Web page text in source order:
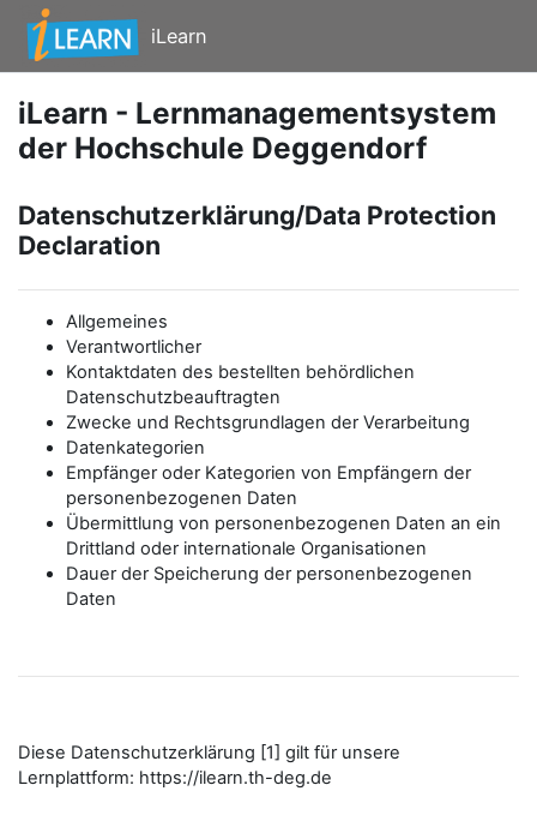
Zum Hauptinhalt
iLearn
iLearn - Lernmanagementsystem
der Hochschule Deggendorf
Datenschutzerklärung/Data Protection
Declaration
Allgemeines
Verantwortlicher
Kontaktdaten des bestellten behördlichen
Datenschutzbeauftragten
Zwecke und Rechtsgrundlagen der Verarbeitung
Datenkategorien
Empfänger oder Kategorien von Empfängern der
personenbezogenen Daten
Übermittlung von personenbezogenen Daten an ein
Drittland oder internationale Organisationen
Dauer der Speicherung der personenbezogenen
Daten
Diese Datenschutzerklärung [1] gilt für unsere
Lernplattform: https://ilearn.th-deg.de